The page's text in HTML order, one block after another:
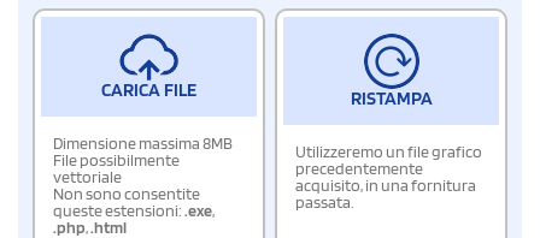
CARICA FILE
Dimensione massima 8MB
File possibilmente
vettoriale
Non sono consentite
queste estensioni:.exe,
.php,.html
RISTAMPA
Utilizzeremo un file grafico
precedentemente
acquisito, in una fornitura
passata.